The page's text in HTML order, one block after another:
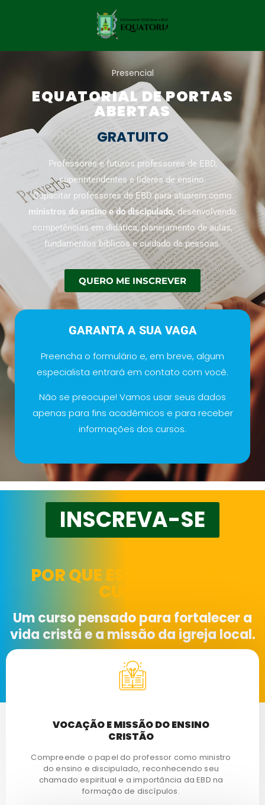
Presencial
EQUATORIAL DE PORTAS
ABERTAS
GRATUITO
Professores e futuros professores de EBD,
superintendentes e líderes de ensino.
Capacitar professores de EBD para atuarem como
ministros do ensino e do discipulado,desenvolvendo
competências em didática, planejamento de aulas,
fundamentos bíblicos e cuidado de pessoas.
QUERO ME INSCREVER
GARANTA A SUA VAGA
Preencha o formulário e, em breve, algum
especialista entrará em contato com você.
Não se preocupe! Vamos usar seus dados
apenas para fins acadêmicos e para receber
informações dos cursos.
POR QUE ESCOLHER ESTE
CURSO?
Um curso pensado para fortalecer a
vida cristã e a missão da igreja local.
INSCREVA-SE
VOCAÇÃO E MISSÃO DO ENSINO
CRISTÃO
Compreende o papel do professor como ministro
do ensino e discipulado, reconhecendo seu
chamado espiritual e a importância da EBD na
formação de discípulos.